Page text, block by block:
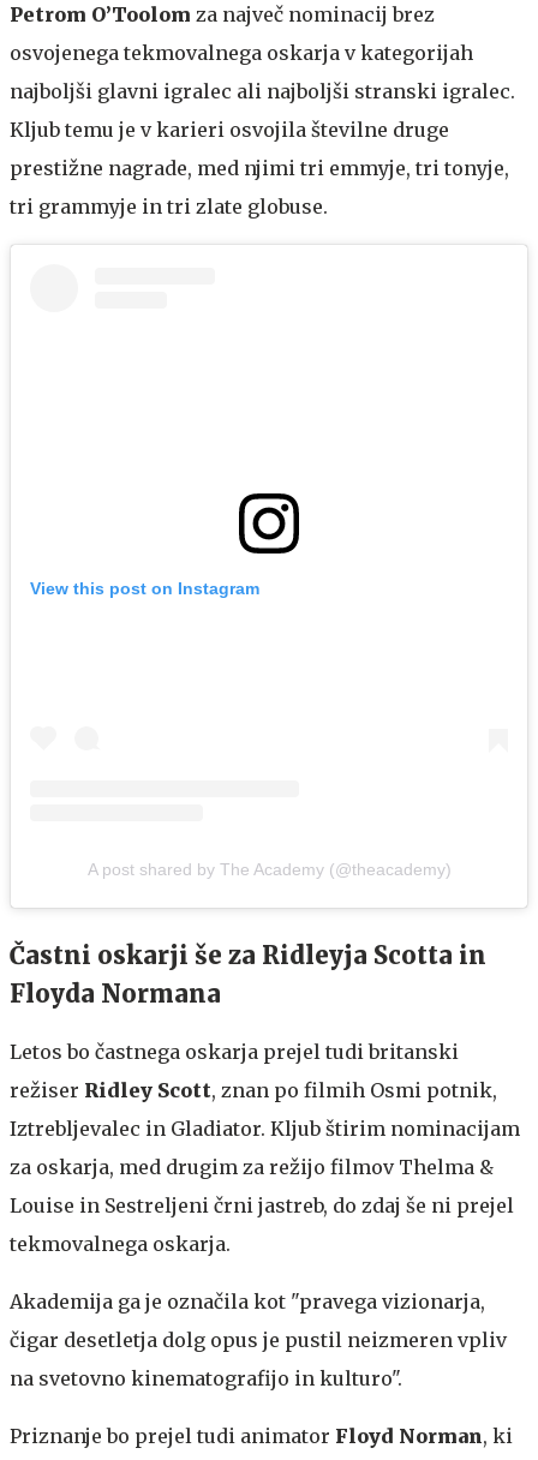
Petrom O’Toolom za največ nominacij brez
osvojenega tekmovalnega oskarja v kategorijah
najboljši glavni igralec ali najboljši stranski igralec.
Kljub temu je v karieri osvojila številne druge
prestižne nagrade, med njimi tri emmyje, tri tonyje,
tri grammyje in tri zlate globuse.
View this post on Instagram
A post shared by The Academy (@theacademy)
Častni oskarji še za Ridleyja Scotta in
Floyda Normana
Letos bo častnega oskarja prejel tudi britanski
režiser Ridley Scott, znan po filmih Osmi potnik,
Iztrebljevalec in Gladiator. Kljub štirim nominacijam
za oskarja, med drugim za režijo filmov Thelma &
Louise in Sestreljeni črni jastreb, do zdaj še ni prejel
tekmovalnega oskarja.
Akademija ga je označila kot "pravega vizionarja,
čigar desetletja dolg opus je pustil neizmeren vpliv
na svetovno kinematografijo in kulturo".
Priznanje bo prejel tudi animator Floyd Norman, ki